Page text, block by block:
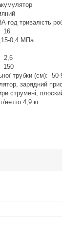
тривалість
16
0,4 МПа
2,6
150
трубки (см): 50-
зарядний
струмені,
нетто 4,9 кг